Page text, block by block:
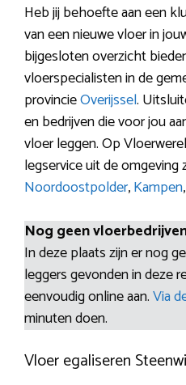
Heb jij behoefte aan een
van een nieuwe vloer in
bijgesloten overzicht
vloerspecialisten in de
provincieOverijssel.
en bedrijven die voor jou
vloer leggen. Op
legservice uit de omgeving
Noordoostpolder,Kampen,
Nog geen
In deze plaats zijn er nog
leggers gevonden in deze
eenvoudig online aan.Via
minuten doen.
Vloer egaliseren